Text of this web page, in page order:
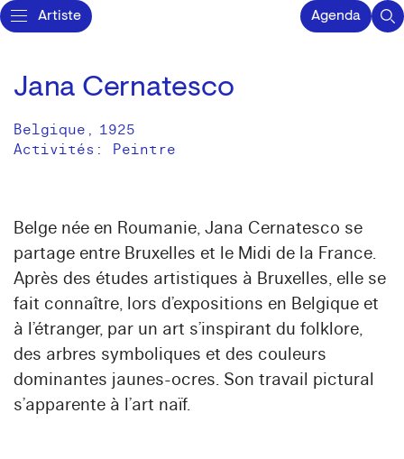
Artiste Agenda
Jana Cernatesco
Belgique , 1925
Activités: Peintre
Belge née en Roumanie, Jana Cernatesco se
partage entre Bruxelles et le Midi de la France.
Après des études artistiques à Bruxelles, elle se
fait connaître, lors d’expositions en Belgique et
à l’étranger, par un art s’inspirant du folklore,
des arbres symboliques et des couleurs
dominantes jaunes-ocres. Son travail pictural
s’apparente à l’art naïf.